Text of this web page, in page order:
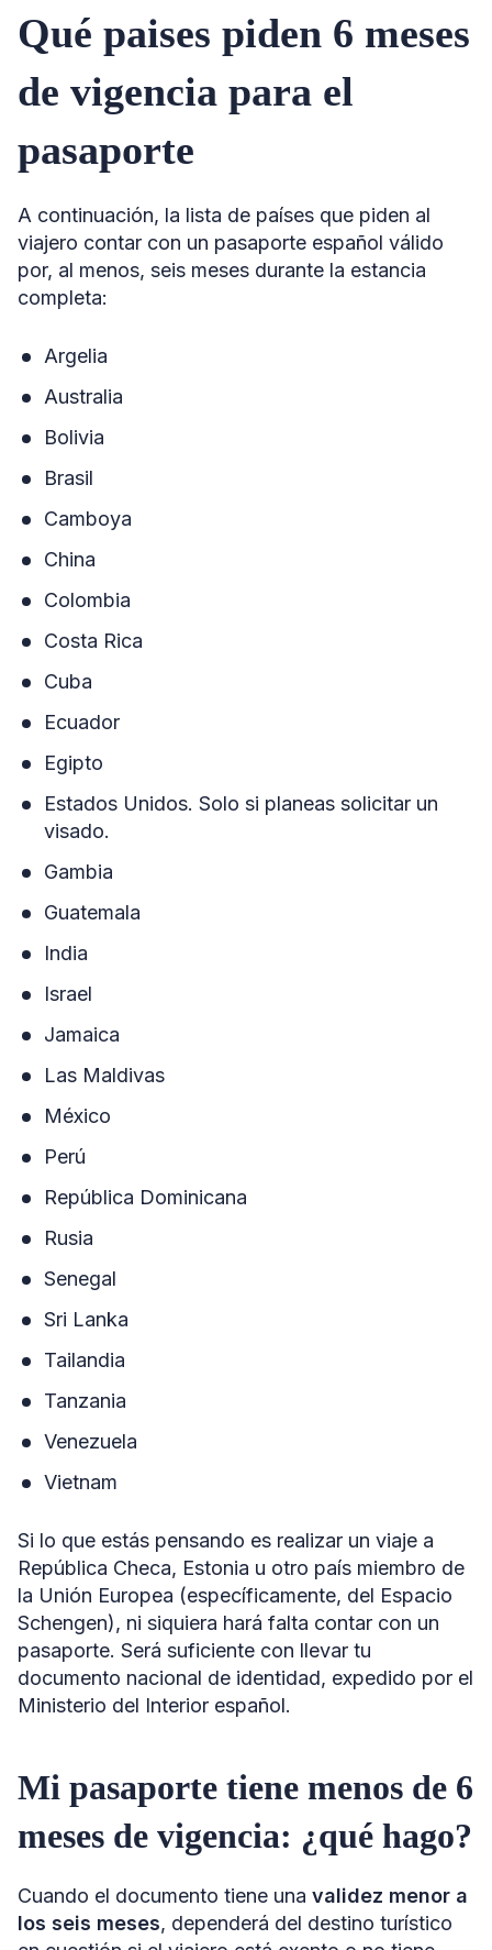
Qué paises piden 6 meses
de vigencia para el
pasaporte
A continuación, la lista de países que piden al
viajero contar con un pasaporte español válido
por, al menos, seis meses durante la estancia
completa:
Argelia
Australia
Bolivia
Brasil
Camboya
China
Colombia
Costa Rica
Cuba
Ecuador
Egipto
Estados Unidos. Solo si planeas solicitar un
visado.
Gambia
Guatemala
India
Israel
Jamaica
Las Maldivas
México
Perú
República Dominicana
Rusia
Senegal
Sri Lanka
Tailandia
Tanzania
Venezuela
Vietnam
Si lo que estás pensando es realizar un viaje a
República Checa, Estonia u otro país miembro de
la Unión Europea (específicamente, del Espacio
Schengen), ni siquiera hará falta contar con un
pasaporte. Será suficiente con llevar tu
documento nacional de identidad, expedido por el
Ministerio del Interior español.
Mi pasaporte tiene menos de 6
meses de vigencia: ¿qué hago?
Cuando el documento tiene una validez menor a
los seis meses, dependerá del destino turístico